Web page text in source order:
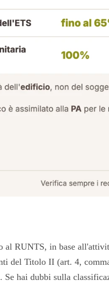
RUNTS, in base
del Titolo II (art. 4,
hai dubbi sulla